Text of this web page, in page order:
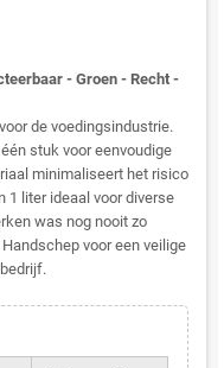
- Groen - Recht -
de voedingsindustrie.
stuk voor eenvoudige
minimaliseert het risico
1 liter ideaal voor diverse
was nog nooit zo
voor een veilige